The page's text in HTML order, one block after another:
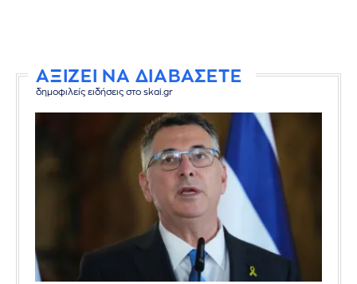
ΑΞΙΖΕΙ ΝΑ ΔΙΑΒΑΣΕΤΕ
δημοφιλείς ειδήσεις στο skai.gr